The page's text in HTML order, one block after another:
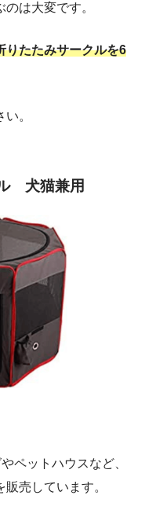
は大変です。
りたたみサークルを6
。
犬猫兼用
ペットハウスなど、
売しています。